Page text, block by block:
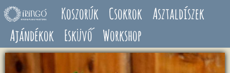
Ugrás a tartalomra Koszorúk Csokrok Asztaldíszek
Ajándékok Esküvő Workshop